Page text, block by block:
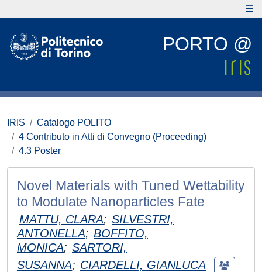
PORTO @
IRIS
Catalogo POLITO
4 Contributo in Atti di Convegno (Proceeding)
4.3 Poster
Novel Materials with Tuned Wettability
to Modulate Nanoparticles Fate
MATTU, CLARA; SILVESTRI,
ANTONELLA; BOFFITO,
MONICA; SARTORI,
SUSANNA; CIARDELLI, GIANLUCA